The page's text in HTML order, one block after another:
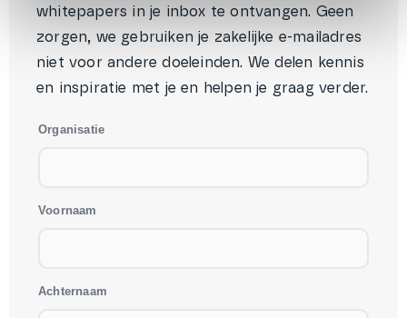
whitepapers in je inbox te ontvangen. Geen
zorgen, we gebruiken je zakelijke e-mailadres
niet voor andere doeleinden. We delen kennis
en inspiratie met je en helpen je graag verder.